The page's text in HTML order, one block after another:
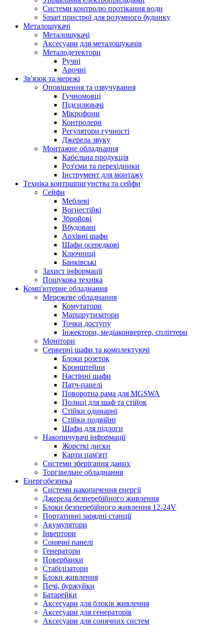
Системи контролю протікання води
Smart пристрої для розумного будинку
Металошукачі
Металошукачі
Аксесуари для металошукачів
Металодетектори
Ручні
Арочні
Зв'язок та мережі
Оповіщення та озвучування
Гучномовці
Підсилювачі
Мікрофони
Контролери
Регулятори гучності
Джерела звуку
Монтажне обладнання
Кабельна продукція
Роз'єми та перехідники
Інструмент для монтажу
Техніка контршпигунства та сейфи
Сейфи
Меблеві
Вогнестійкі
Збройові
Вбудовані
Архівні шафи
Шафи осередкові
Ключниці
Банківські
Захист інформації
Пошукова техніка
Комп'ютерне обладнання
Мережеве обладнання
Комутатори
Маршрутизатори
Точки доступу
Інжектори, медіаконвертер, спліттери
Монітори
Серверні шафи та комплектуючі
Блоки розеток
Кронштейни
Настінні шафи
Патч-панелі
Поворотна рама для MGSWA
Полиці для шаф та стійок
Стійки одинарні
Стійки подвійні
Шафи для підлоги
Накопичувачі інформації
Жорсткі диски
Карти пам'яті
Системи зберігання даних
Торгівельне обладнання
Енергобезпека
Системи накопичення енергії
Джерела безперебійного живлення
Блоки безперебійного живлення 12-24V
Портативні зарядні станції
Акумулятори
Інвертори
Сонячні панелі
Генератори
Повербанки
Стабілізатори
Блоки живлення
Печі, буржуйки
Батарейки
Аксесуари для блоків живлення
Аксесуари для генераторів
Аксесуари для сонячних систем